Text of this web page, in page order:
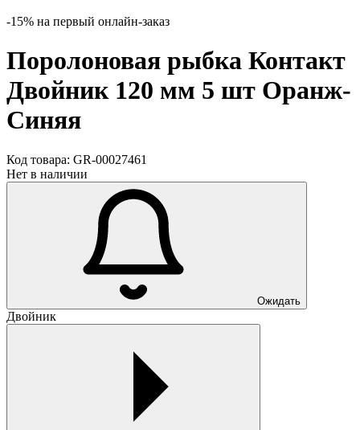
-15% на первый онлайн-заказ
Поролоновая рыбка Контакт
Двойник 120 мм 5 шт Оранж-
Синяя
Код товара: GR-00027461
Нет в наличии
Ожидать
Двойник